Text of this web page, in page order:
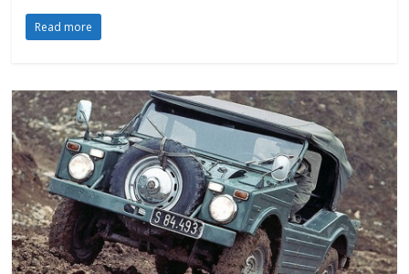
Read more